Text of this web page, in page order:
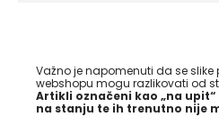
Važno je napomenuti da se
webshopu mogu razlikovati od
Artikli označeni kao „na
na stanju te ih trenutno nije